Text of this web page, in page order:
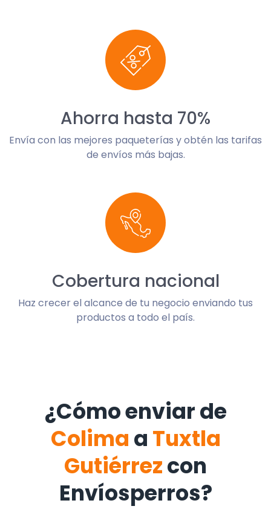
Ahorra hasta 70%
Envía con las mejores paqueterías y obtén las tarifas
de envíos más bajas.
Cobertura nacional
Haz crecer el alcance de tu negocio enviando tus
productos a todo el país.
¿Cómo enviar de
Colima a Tuxtla
Gutiérrezcon
Envíosperros?